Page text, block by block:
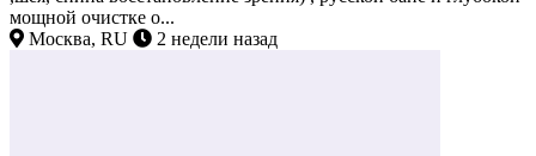
мощной очистке о...
Москва, RU
2 недели назад